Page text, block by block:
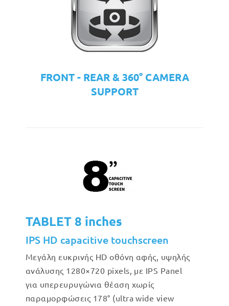
FRONT - REAR & 360° CAMERA
SUPPORT
TABLET 8 inches
IPS HD capacitive touchscreen
Μεγάλη ευκρινής HD οθόνη αφής, υψηλής
ανάλυσης 1280×720 pixels, με IPS Panel
για υπερευρυγώνια θέαση χωρίς
παραμορφώσεις 178° (ultra wide view